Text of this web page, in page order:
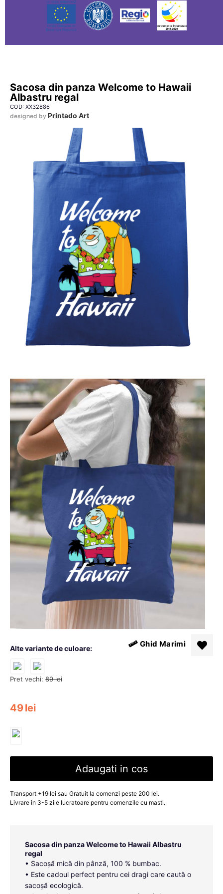
Sacosa din panza Welcome to Hawaii
Albastru regal
COD: XX32886
designed by Printado Art
Pret vechi: 89 lei
49lei
Alte variante de culoare: Ghid Marimi
Adaugati in cos
Transport +19 lei sau Gratuit la comenzi peste 200 lei.
Livrare in 3-5 zile lucratoare pentru comenzile cu masti.
Sacosa din panza Welcome to Hawaii Albastru
regal
• Sacoșă mică din pânză, 100 % bumbac.
• Este cadoul perfect pentru cei dragi care caută o
sacoșă ecologică.